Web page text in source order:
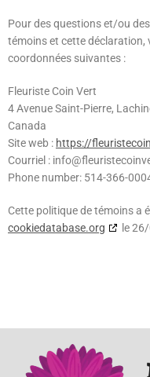
Pour des questions et/ou
témoins et cette déclaration,
coordonnées suivantes :
Fleuriste Coin Vert
4 Avenue Saint-Pierre,
Canada
Site web : https://
Courriel : info@
Phone number: 514-366-
Cette politique de témoins a
cookiedatabase.org
le